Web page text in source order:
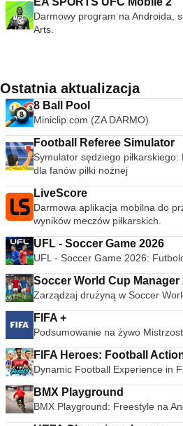
Darmowy program na Androida,
Arts.
Ostatnia aktualizacja
8 Ball Pool
Miniclip.com (ZA DARMO)
Football Referee Simulator
Symulator sędziego
dla fanów piłki nożnej
LiveScore
Darmowa aplikacja mobilna do
wyników meczów piłkarskich.
UFL - Soccer Game 2026
UFL - Soccer Game 2026:
Soccer World Cup Manager
Zarządzaj drużyną w Soccer
FIFA +
Podsumowanie na żywo
FIFA Heroes: Football
Dynamic Football Experience in
BMX Playground
BMX Playground: Freestyle na